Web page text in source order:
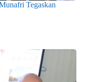
Tegaskan